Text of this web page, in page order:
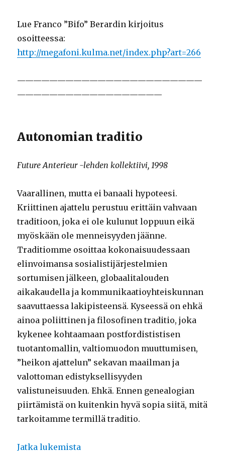
Lue Franco ”Bifo” Berardin kirjoitus
osoitteessa:
http://megafoni.kulma.net/index.php?art=266
———————————————————————
——————————————————
Autonomian traditio
Future Anterieur -lehden kollektiivi, 1998
Vaarallinen, mutta ei banaali hypoteesi.
Kriittinen ajattelu perustuu erittäin vahvaan
traditioon, joka ei ole kulunut loppuun eikä
myöskään ole menneisyyden jäänne.
Traditiomme osoittaa kokonaisuudessaan
elinvoimansa sosialistijärjestelmien
sortumisen jälkeen, globaalitalouden
aikakaudella ja kommunikaatioyhteiskunnan
saavuttaessa lakipisteensä. Kyseessä on ehkä
ainoa poliittinen ja filosofinen traditio, joka
kykenee kohtaamaan postfordististisen
tuotantomallin, valtiomuodon muuttumisen,
”heikon ajattelun” sekavan maailman ja
valottoman edistyksellisyyden
valistuneisuuden. Ehkä. Ennen genealogian
piirtämistä on kuitenkin hyvä sopia siitä, mitä
tarkoitamme termillä traditio.
Jatka lukemista